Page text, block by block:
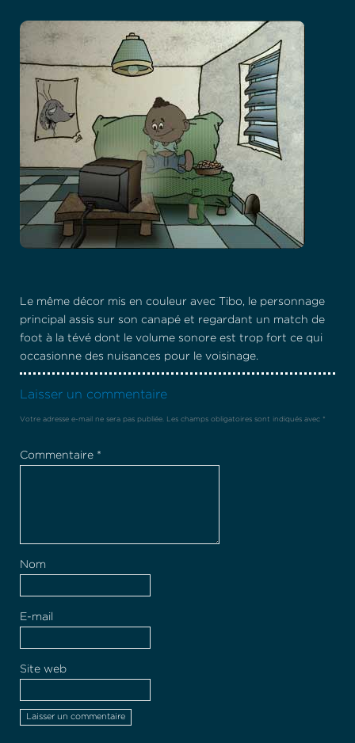
Le même décor mis en couleur avec Tibo, le personnage
principal assis sur son canapé et regardant un match de
foot à la tévé dont le volume sonore est trop fort ce qui
occasionne des nuisances pour le voisinage.
Laisser un commentaire
Votre adresse e-mail ne sera pas publiée. Les champs obligatoires sont indiqués avec *
Commentaire *
Nom
E-mail
Site web